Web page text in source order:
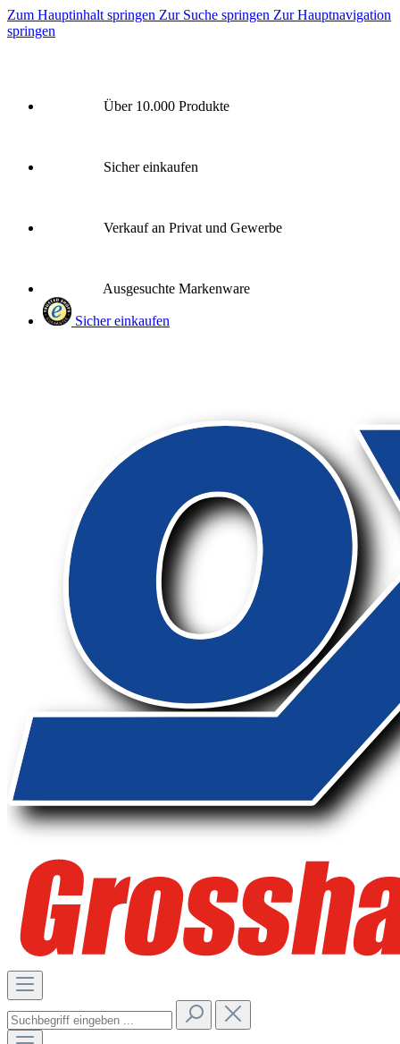
Zum Hauptinhalt springen Zur Suche springen Zur Hauptnavigation
springen
Über 10.000 Produkte
Sicher einkaufen
Verkauf an Privat und Gewerbe
Ausgesuchte Markenware
Sicher einkaufen